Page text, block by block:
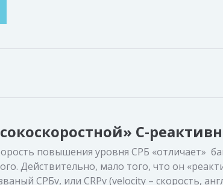
С-
повышения уровня СРБ «отличает»
Действительно, мало того, что он
СРБv, или CRPv (velocity – скорость,